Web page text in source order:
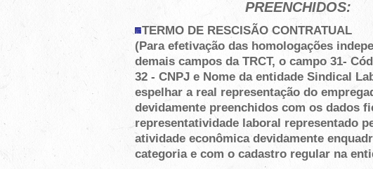
PREENCHIDOS:
TERMO DE RESCISÃO CONTRATUAL
(Para efetivação das homologações
demais campos da TRCT, o campo 31-
32 - CNPJ e Nome da entidade Sindical
espelhar a real representação do
devidamente preenchidos com os dados
representatividade laboral representado
atividade econômica devidamente
categoria e com o cadastro regular na